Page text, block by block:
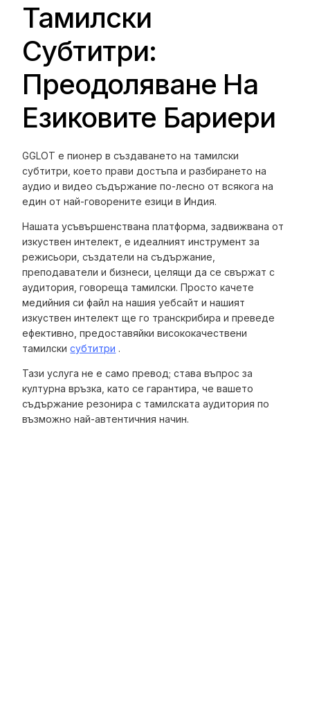
Тамилски
Субтитри:
Преодоляване На
Езиковите Бариери
GGLOT е пионер в създаването на тамилски
субтитри, което прави достъпа и разбирането на
аудио и видео съдържание по-лесно от всякога на
един от най-говорените езици в Индия.
Нашата усъвършенствана платформа, задвижвана от
изкуствен интелект, е идеалният инструмент за
режисьори, създатели на съдържание,
преподаватели и бизнеси, целящи да се свържат с
аудитория, говореща тамилски. Просто качете
медийния си файл на нашия уебсайт и нашият
изкуствен интелект ще го транскрибира и преведе
ефективно, предоставяйки висококачествени
тамилскисубтитри .
Тази услуга не е само превод; става въпрос за
културна връзка, като се гарантира, че вашето
съдържание резонира с тамилската аудитория по
възможно най-автентичния начин.